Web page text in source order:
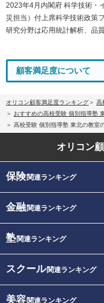
2023年4月内閣府 科学技術・
災担当）付上席科学技術政策
研究分野は応用統計解析、品
顧客満足度について
オリコン顧客満足度ランキング
高
おすすめの高校受験 個別指導塾
高校受験 個別指導塾 東北の教室
オリコン
保険関連ランキング
金融関連ランキング
塾関連ランキング
スクール関連ランキング
美容関連ランキング